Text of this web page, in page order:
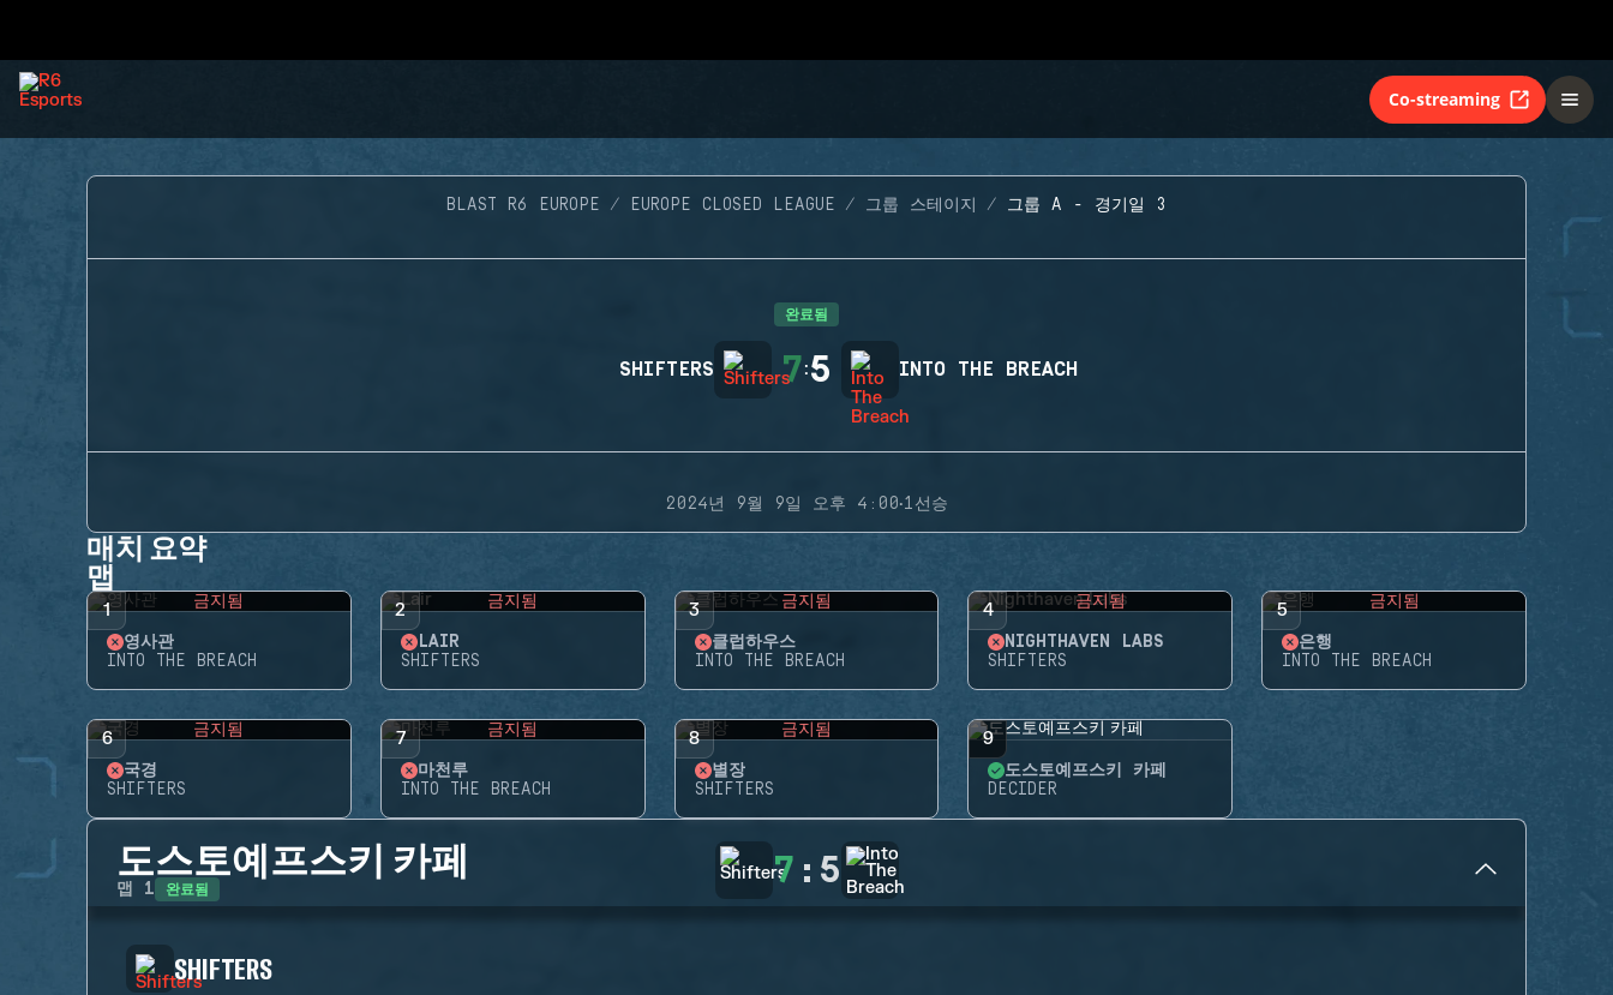
Co-streaming
BLAST R6 EUROPE EUROPE CLOSED LEAGUE 그룹 스테이지 그룹 A - 경기일 3
완료됨
SHIFTERS 7:5 INTO THE BREACH
2024년 9월 9일 오후 4:00·1선승
매치 요약
맵
1 금지됨
영사관
INTO THE BREACH
2 금지됨
LAIR
SHIFTERS
3 금지됨
클럽하우스
INTO THE BREACH
4 금지됨
NIGHTHAVEN LABS
SHIFTERS
5 금지됨
은행
INTO THE BREACH
6 금지됨
국경
SHIFTERS
7 금지됨
마천루
INTO THE BREACH
8 금지됨
별장
SHIFTERS
9
도스토예프스키 카페
DECIDER
도스토예프스키 카페
맵 1 완료됨 7 : 5
SHIFTERS